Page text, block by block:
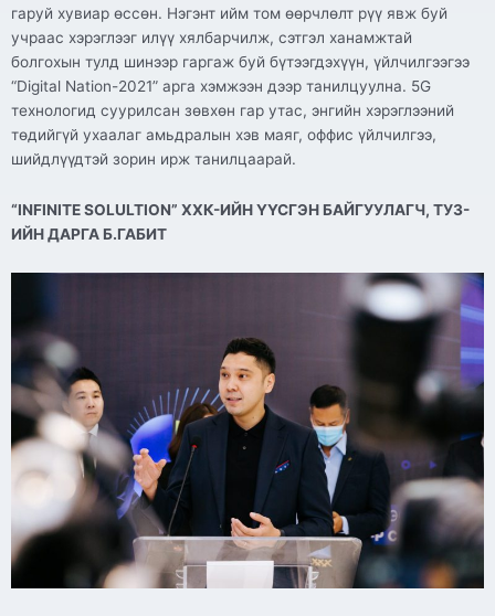
гаруй хувиар өссөн. Нэгэнт ийм том өөрчлөлт рүү явж буй
учраас хэрэглээг илүү хялбарчилж, сэтгэл ханамжтай
болгохын тулд шинээр гаргаж буй бүтээгдэхүүн, үйлчилгээгээ
“Digital Nation-2021” арга хэмжээн дээр танилцуулна. 5G
технологид суурилсан зөвхөн гар утас, энгийн хэрэглээний
төдийгүй ухаалаг амьдралын хэв маяг, оффис үйлчилгээ,
шийдлүүдтэй зорин ирж танилцаарай.
“INFINITE SOLULTION” ХХК-ИЙНҮҮСГЭН БАЙГУУЛАГЧ, ТУЗ-
ИЙН ДАРГА Б.ГАБИТ